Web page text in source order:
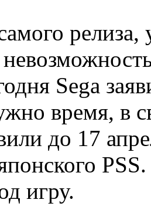
Sega
время, в
до 17
игру.